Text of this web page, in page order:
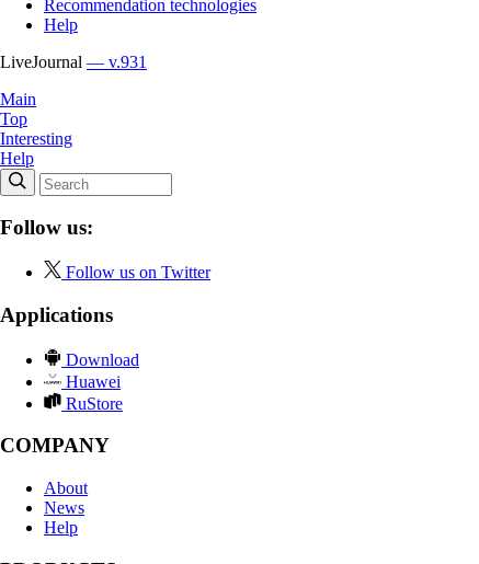
Recommendation technologies
Help
LiveJournal — v.931
Main
Top
Interesting
Help
Follow us:
Follow us on Twitter
Applications
Download
Huawei
RuStore
COMPANY
About
News
Help